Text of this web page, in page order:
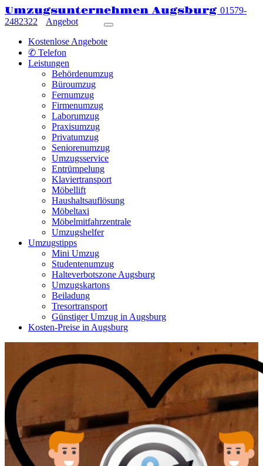
Umzugsunternehmen Augsburg 01579-
2482322
Angebot
Kostenlose Angebote
✆ Telefon
Leistungen
Behördenumzug
Büroumzug
Fernumzug
Firmenumzug
Laborumzug
Praxisumzug
Privatumzug
Seniorenumzug
Umzugsservice
Entrümpelung
Klaviertransport
Möbellift
Haushaltsauflösung
Möbeltaxi
Möbelmitfahrzentrale
Umzugshelfer
Umzugstipps
Mini Umzug
Studentenumzug
Halteverbotszone Augsburg
Umzugskartons
Beiladung
Tresortransport
Günstiger Umzug in Augsburg
Kosten-Preise in Augsburg